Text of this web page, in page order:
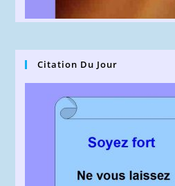
Citation Du Jour